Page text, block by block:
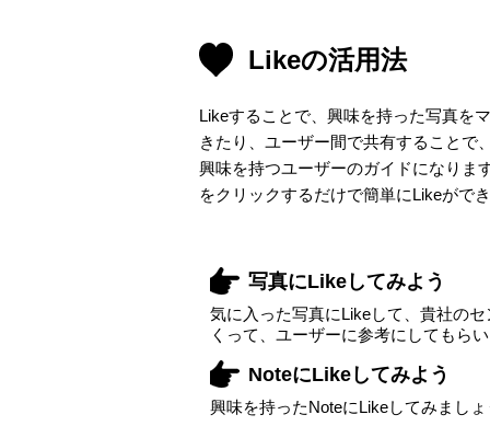
Likeの活用法
Likeすることで、興味を持った写真を
きたり、ユーザー間で共有することで
興味を持つユーザーのガイドになりま
をクリックするだけで簡単にLikeがで
写真にLikeしてみよう
気に入った写真にLikeして、貴社の
くって、ユーザーに参考にしてもら
NoteにLikeしてみよう
興味を持ったNoteにLikeしてみまし